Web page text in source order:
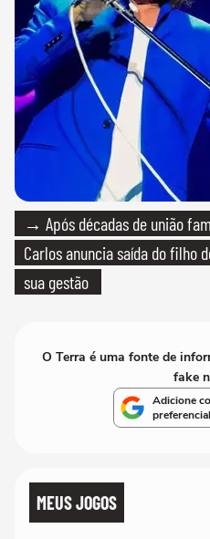
→ Após décadas de união
Carlos anuncia saída do filho
sua gestão
O Terra é uma fonte de
fake
Adicione
MEUS JOGOS